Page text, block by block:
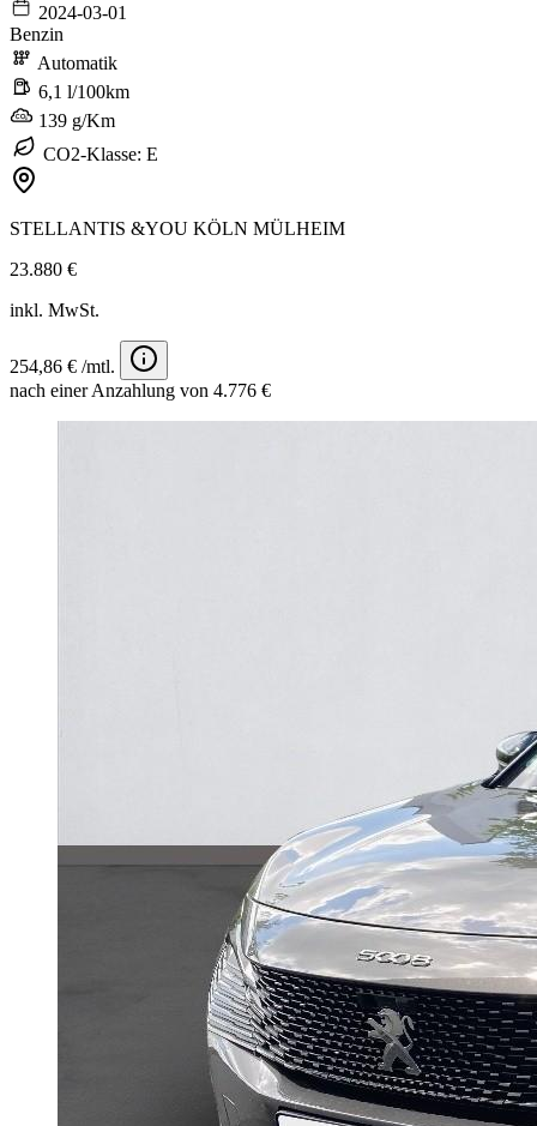
2024-03-01
Benzin
Automatik
6,1 l/100km
139 g/Km
CO2-Klasse: E
STELLANTIS &YOU KÖLN MÜLHEIM
23.880 €
inkl. MwSt.
254,86 € /mtl.
nach einer Anzahlung von 4.776 €